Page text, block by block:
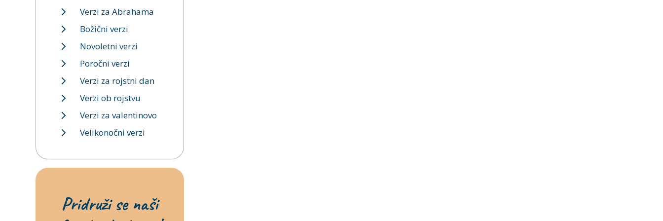
Verzi za Abrahama
Božični verzi
Novoletni verzi
Poročni verzi
Verzi za rojstni dan
Verzi ob rojstvu
Verzi za valentinovo
Velikonočni verzi
Pridruži se naši